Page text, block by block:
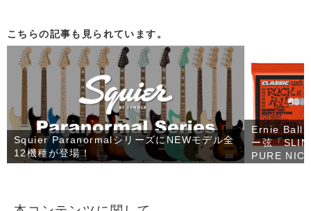
こちらの記事も見られています。
Squier ParanormalシリーズにNEWモデル全
12機種が登場！
Ernie Ball
ー弦「
PURE